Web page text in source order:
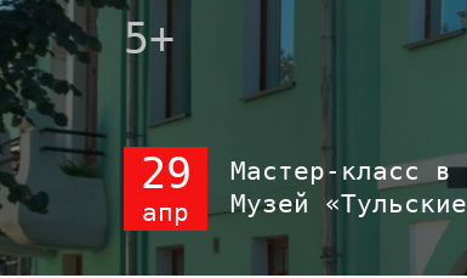
5+
29
апр
Мастер-класс в
Музей